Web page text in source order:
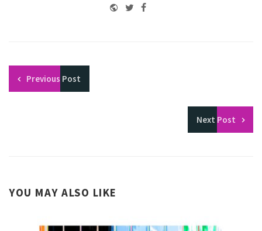
WebsiteTwitterFacebook
Previous Post
Next Post
YOU MAY ALSO LIKE